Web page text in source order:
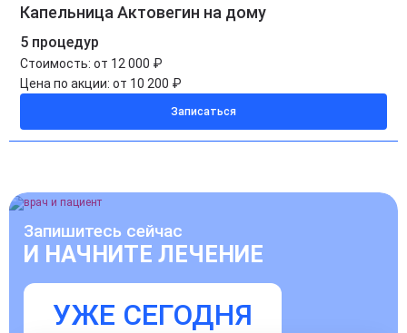
Капельница Актовегин на дому
5 процедур
Стоимость: от 12 000 ₽
Цена по акции: от 10 200 ₽
Записаться
Запишитесь сейчас
И НАЧНИТЕ ЛЕЧЕНИЕ
УЖЕ СЕГОДНЯ